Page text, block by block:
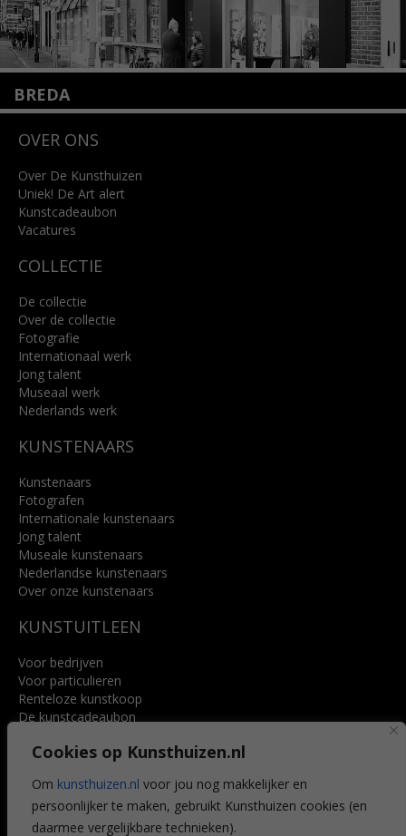
Cookies op Kunsthuizen.nl
Om kunsthuizen.nl voor jou nog makkelijker en
persoonlijker te maken, gebruikt Kunsthuizen cookies (en
daarmee vergelijkbare technieken).
BREDA
4818 SB Breda
info@kunsthuisbreda.nl
Lees meer
OVER ONS
Over De Kunsthuizen
Uniek! De Art alert
Kunstcadeaubon
Vacatures
COLLECTIE
De collectie
Over de collectie
Fotografie
Internationaal werk
Jong talent
Museaal werk
Nederlands werk
KUNSTENAARS
Kunstenaars
Fotografen
Internationale kunstenaars
Jong talent
Museale kunstenaars
Nederlandse kunstenaars
Over onze kunstenaars
KUNSTUITLEEN
Voor bedrijven
Voor particulieren
Renteloze kunstkoop
De kunstcadeaubon
Voordelen
Veelgestelde vragen
CONTACT